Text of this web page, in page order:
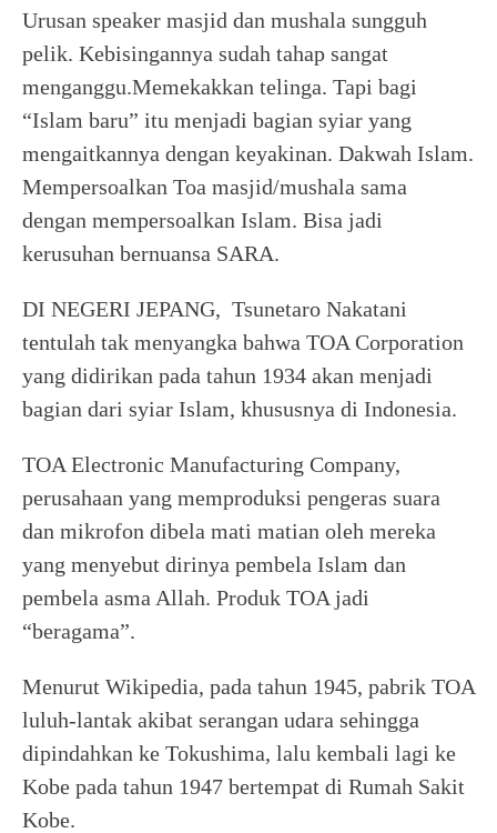
Urusan speaker masjid dan mushala sungguh
pelik. Kebisingannya sudah tahap sangat
menganggu.Memekakkan telinga. Tapi bagi
“Islam baru” itu menjadi bagian syiar yang
mengaitkannya dengan keyakinan. Dakwah Islam.
Mempersoalkan Toa masjid/mushala sama
dengan mempersoalkan Islam. Bisa jadi
kerusuhan bernuansa SARA.
DI NEGERI JEPANG, Tsunetaro Nakatani
tentulah tak menyangka bahwa TOA Corporation
yang didirikan pada tahun 1934 akan menjadi
bagian dari syiar Islam, khususnya di Indonesia.
TOA Electronic Manufacturing Company,
perusahaan yang memproduksi pengeras suara
dan mikrofon dibela mati matian oleh mereka
yang menyebut dirinya pembela Islam dan
pembela asma Allah. Produk TOA jadi
“beragama”.
Menurut Wikipedia, pada tahun 1945, pabrik TOA
luluh-lantak akibat serangan udara sehingga
dipindahkan ke Tokushima, lalu kembali lagi ke
Kobe pada tahun 1947 bertempat di Rumah Sakit
Kobe.